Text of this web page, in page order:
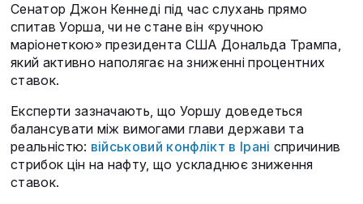
Сенатор Джон Кеннеді під час слухань прямо
спитав Уорша, чи не стане він «ручною
маріонеткою» президента США Дональда Трампа,
який активно наполягає на зниженні процентних
ставок.
Експерти зазначають, що Уоршу доведеться
балансувати між вимогами глави держави та
реальністю: військовий конфлікт в Ірані спричинив
стрибок цін на нафту, що ускладнює зниження
ставок.